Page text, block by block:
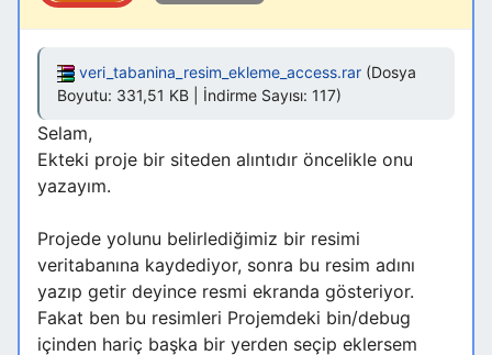
veri_tabanina_resim_ekleme_access.rar(Dosya
Boyutu: 331,51 KB | İndirme Sayısı: 117)
Selam,
Ekteki proje bir siteden alıntıdır öncelikle onu
yazayım.
Projede yolunu belirlediğimiz bir resimi
veritabanına kaydediyor, sonra bu resim adını
yazıp getir deyince resmi ekranda gösteriyor.
Fakat ben bu resimleri Projemdeki bin/debug
içinden hariç başka bir yerden seçip eklersem